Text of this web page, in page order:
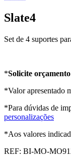
Slate4
Set de 4 suportes
*Solicite
*Valor apresentado
*Para dúvidas de
personalizações
*Aos valores
REF: BI-MO-